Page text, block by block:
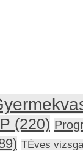
(220)
TÉves vizsga